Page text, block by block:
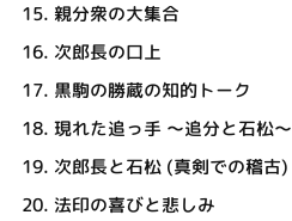
15. 親分衆の大集合
16. 次郎長の口上
17. 黒駒の勝蔵の知的トーク
18. 現れた追っ手 ～追分と石松～
19. 次郎長と石松 (真剣での稽古)
20. 法印の喜びと悲しみ